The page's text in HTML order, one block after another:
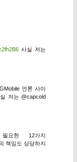
사실 저는
언론 사이
저는 @capcold
요한 12가지
책임도 상당하지